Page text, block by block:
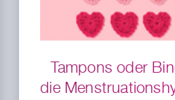
Tampons oder
die